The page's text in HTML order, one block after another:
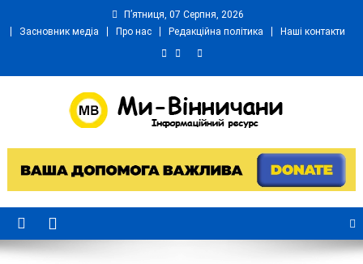
П’ятниця, 07 Серпня, 2026
Засновник медіа
Про нас Редакційна політика Наші контакти
Ми Вінничани